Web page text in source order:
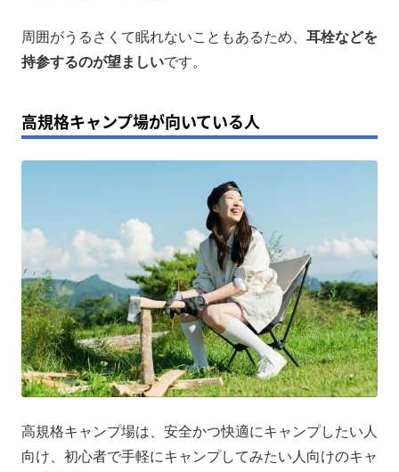
周囲がうるさくて眠れないこともあるため、 耳栓などを
持参するのが望ましいです。
高規格キャンプ場が向いている人
高規格キャンプ場は、安全かつ快適にキャンプしたい人
向け、初心者で手軽にキャンプしてみたい人向けのキャ